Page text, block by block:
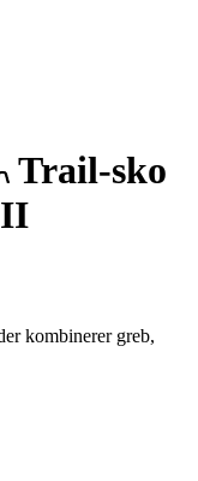
Trail-sko
kombinerer greb,